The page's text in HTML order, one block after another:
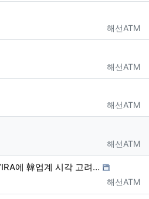
등록자
해선ATM
등록자
해선ATM
등록자
해선ATM
등록자
해선ATM
에 韓업계 시각 고려…
등록자
해선ATM